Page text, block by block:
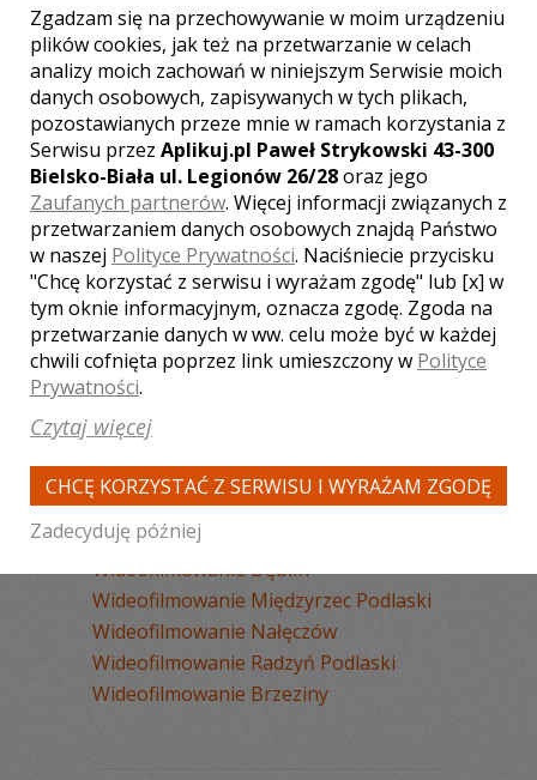
WOJEWÓDZTWO LUBELSKIE –
ZOBACZ LISTĘ KAMERZYSTÓW Z
INNYCH MIAST:
Wideofilmowanie Lublin
Wideofilmowanie Puławy
Wideofilmowanie Biała Podlaska
Wideofilmowanie Łuków
Wideofilmowanie Zamość
Wideofilmowanie Toruń
Wideofilmowanie Chełm
Wideofilmowanie Kraśnik
Wideofilmowanie Krasnystaw
Wideofilmowanie Łęczna
Wideofilmowanie Lubartów
Wideofilmowanie Parczew
Wideofilmowanie Świdnik
Wideofilmowanie Janów Lubelski
Wideofilmowanie Kazimierz Dolny
Wideofilmowanie Dęblin
Wideofilmowanie Międzyrzec Podlaski
Wideofilmowanie Nałęczów
Wideofilmowanie Radzyń Podlaski
Wideofilmowanie Brzeziny
Zgadzam się na przechowywanie w moim urządzeniu
plików cookies, jak też na przetwarzanie w celach
analizy moich zachowań w niniejszym Serwisie moich
danych osobowych, zapisywanych w tych plikach,
pozostawianych przeze mnie w ramach korzystania z
Serwisu przez Aplikuj.pl Paweł Strykowski 43-300
Bielsko-Biała ul. Legionów 26/28oraz jego
Zaufanych partnerów. Więcej informacji związanych z
przetwarzaniem danych osobowych znajdą Państwo
w naszej Polityce Prywatności. Naciśniecie przycisku
"Chcę korzystać z serwisu i wyrażam zgodę" lub [x] w
tym oknie informacyjnym, oznacza zgodę. Zgoda na
przetwarzanie danych w ww. celu może być w każdej
chwili cofnięta poprzez link umieszczony w Polityce
Prywatności.
Czytaj więcej
CHCĘ KORZYSTAĆ Z SERWISU I WYRAŻAM ZGODĘ
Zadecyduję później